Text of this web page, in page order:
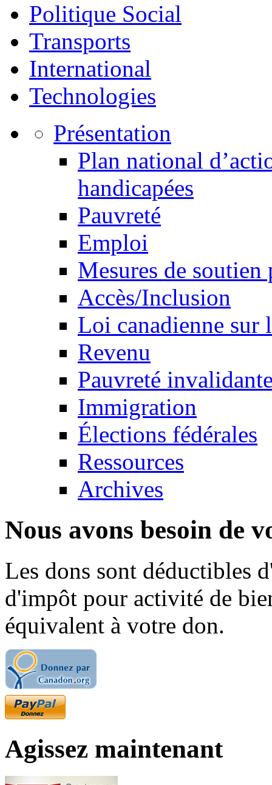
Politique Social
Transports
International
Technologies
Présentation
Plan national
handicapées
Pauvreté
Emploi
Mesures de soutien
Accès/Inclusion
Loi canadienne sur
Revenu
Pauvreté
Immigration
Élections fédérales
Ressources
Archives
Nous avons besoin de
Les dons sont déductibles
d'impôt pour activité de
équivalent à votre don.
Agissez maintenant